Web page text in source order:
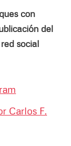
con
del
social
Carlos F.